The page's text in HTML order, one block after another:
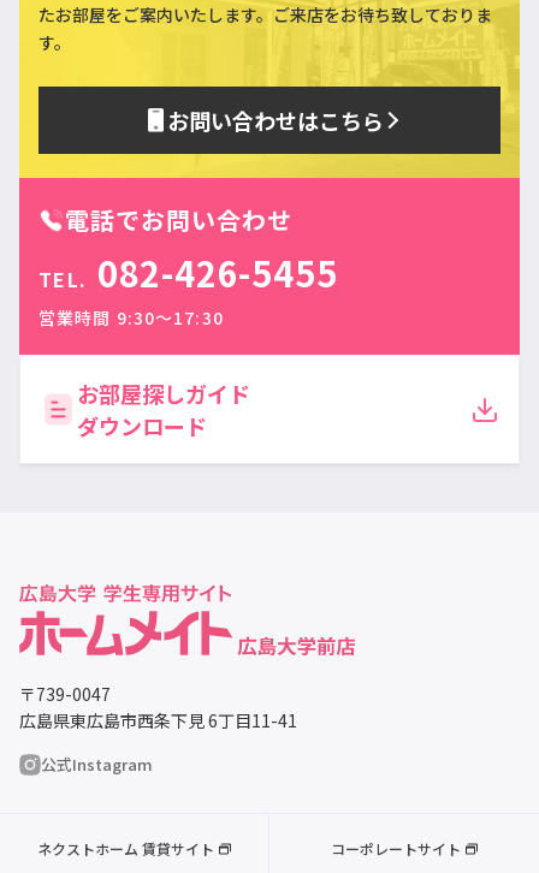
たお部屋をご案内いたします。ご来店をお待ち致しておりま
す。
お問い合わせはこちら
電話でお問い合わせ
TEL. 082-426-5455
営業時間 9:30〜17:30
お部屋探しガイド
ダウンロード
〒739-0047
広島県東広島市西条下見 6丁目11-41
公式Instagram
ネクストホーム 賃貸サイト コーポレートサイト